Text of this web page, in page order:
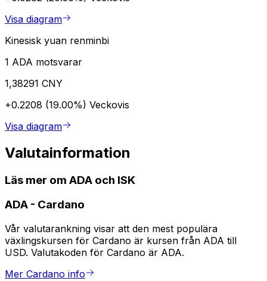
Visa diagram
Kinesisk yuan renminbi
1 ADA motsvarar
1,38291 CNY
+0.2208 (19.00%) Veckovis
Visa diagram
Valutainformation
Läs mer om ADA och ISK
ADA - Cardano
Vår valutarankning visar att den mest populära
växlingskursen för Cardano är kursen från ADA till
USD. Valutakoden för Cardano är ADA.
Mer Cardano info